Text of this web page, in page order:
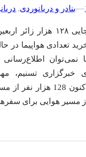
–
–بنادر و دریانوردی,
وزیر راه از جابجایی ۱۲۸
تعدادی هواپیما در
نمی‌توان
خبرگزاری تسنیم،
یادآوری این‌که تاکنون
هوایی برای